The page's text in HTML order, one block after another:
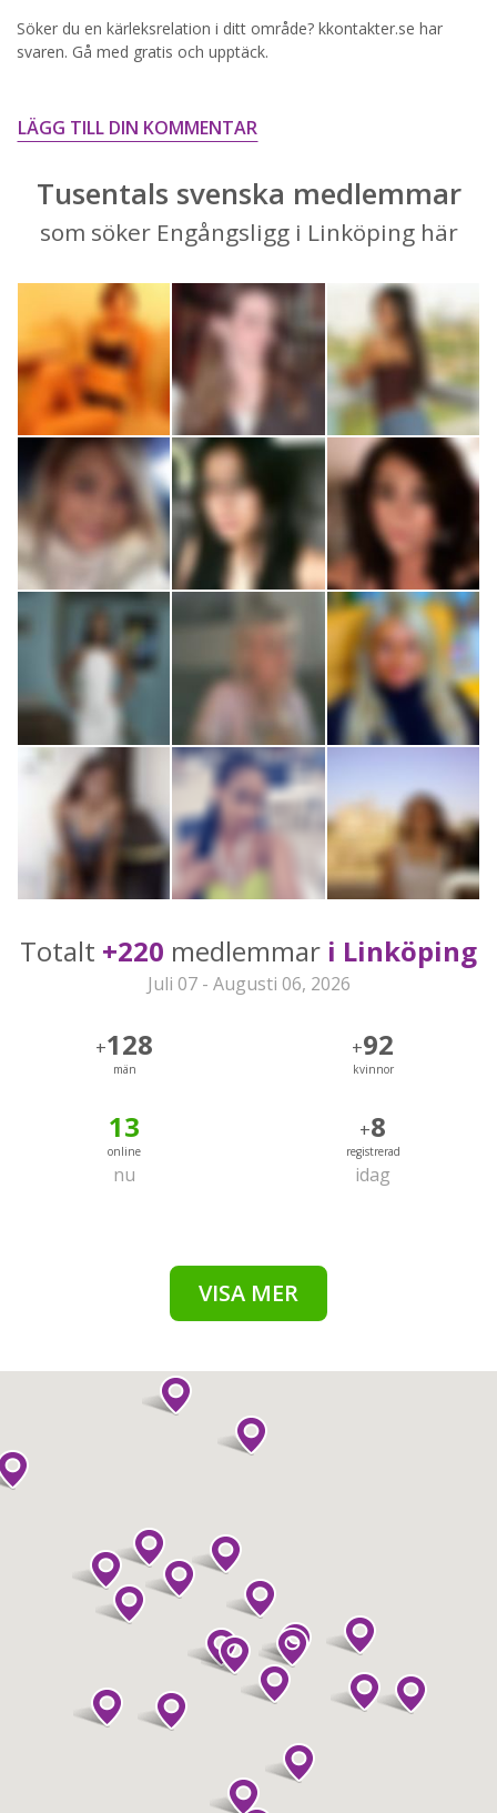
Söker du en kärleksrelation i ditt område? kkontakter.se har
svaren. Gå med gratis och upptäck.
LÄGG TILL DIN KOMMENTAR
Tusentals svenska medlemmar
som söker Engångsligg i Linköping här
Totalt +220 medlemmar i Linköping
Juli 07 - Augusti 06, 2026
+128
män
+92
kvinnor
13
online
nu
+8
registrerad
idag
VISA MER